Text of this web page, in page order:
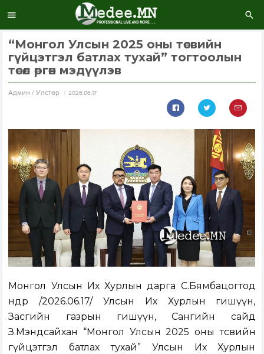
“Монгол Улсын 2025 оны төсвийн
гүйцэтгэл батлах тухай” тогтоолын
төсөл өргөн мэдүүлэв
Aдмин / Улстөр 2026.06.17
Монгол Улсын Их Хурлын дарга С.Бямбацогтод
өнөөдөр /2026.06.17/ Улсын Их Хурлын гишүүн,
Засгийн газрын гишүүн, Сангийн сайд
З.Мэндсайхан “Монгол Улсын 2025 оны төсвийн
гүйцэтгэл батлах тухай” Улсын Их Хурлын